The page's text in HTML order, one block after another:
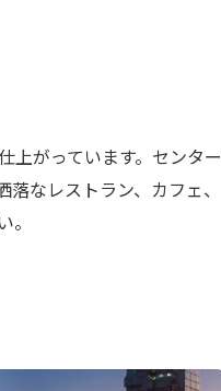
上がっています。センター
なレストラン、カフェ、